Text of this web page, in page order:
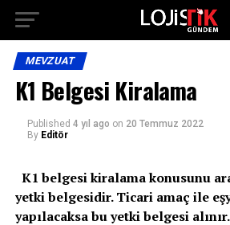
MEVZUAT
K1 Belgesi Kiralama
Published 4 yıl ago on 20 Temmuz 2022
By Editör
K1 belgesi kiralama konusunu
yetki belgesidir. Ticari amaç ile
yapılacaksa bu yetki belgesi